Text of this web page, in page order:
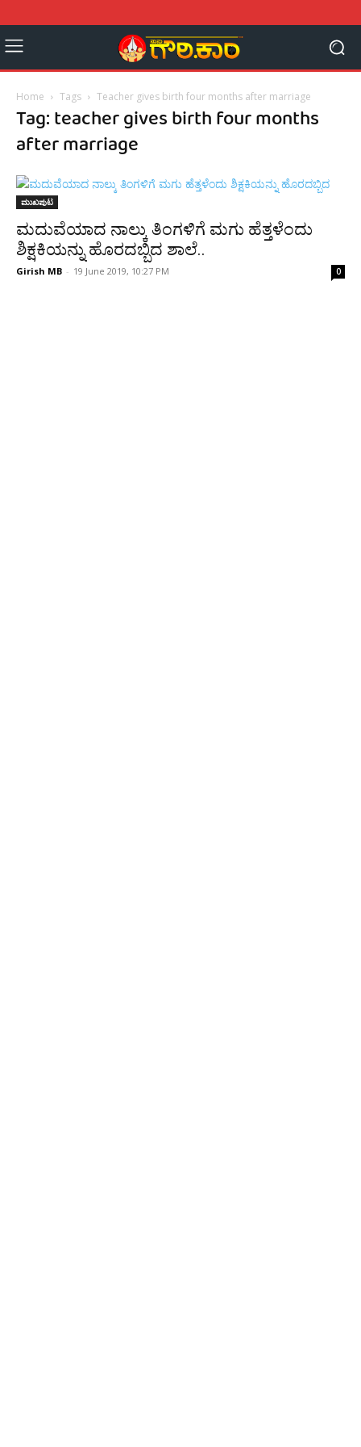
Home Tags Teacher gives birth four months after marriage
Tag: teacher gives birth four months
after marriage
ಮುಖಪುಟ
ಮದುವೆಯಾದ ನಾಲ್ಕು ತಿಂಗಳಿಗೆ ಮಗು ಹೆತ್ತಳೆಂದು
ಶಿಕ್ಷಕಿಯನ್ನು ಹೊರದಬ್ಬಿದ ಶಾಲೆ..
Girish MB - 19 June 2019, 10:27 PM 0